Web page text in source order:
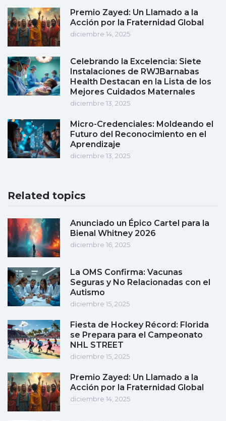
Premio Zayed: Un Llamado a la
Acción por la Fraternidad Global
diciembre 14, 2025
Celebrando la Excelencia: Siete
Instalaciones de RWJBarnabas
Health Destacan en la Lista de los
Mejores Cuidados Maternales
diciembre 13, 2025
Micro-Credenciales: Moldeando el
Futuro del Reconocimiento en el
Aprendizaje
diciembre 13, 2025
Related topics
Anunciado un Épico Cartel para la
Bienal Whitney 2026
diciembre 16, 2025
La OMS Confirma: Vacunas
Seguras y No Relacionadas con el
Autismo
diciembre 15, 2025
Fiesta de Hockey Récord: Florida
se Prepara para el Campeonato
NHL STREET
diciembre 15, 2025
Premio Zayed: Un Llamado a la
Acción por la Fraternidad Global
diciembre 14, 2025